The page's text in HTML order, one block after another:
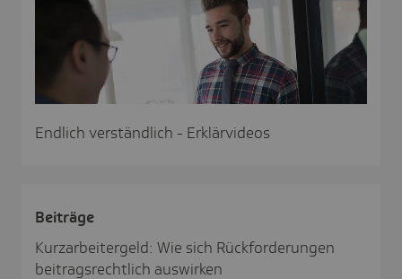
Endlich verständlich - Erklärvideos
Beiträge
Kurzarbeitergeld: Wie sich Rückforderungen
beitragsrechtlich auswirken